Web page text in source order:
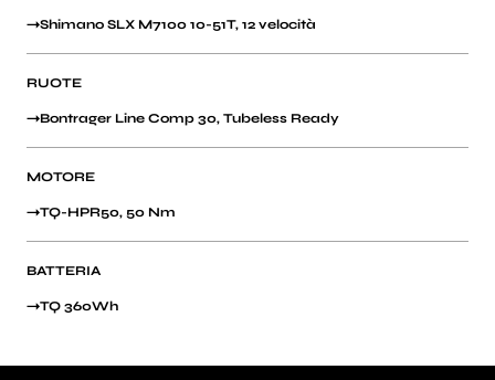
Shimano SLX M7100 10-51T, 12 velocità
RUOTE
Bontrager Line Comp 30, Tubeless Ready
MOTORE
TQ-HPR50, 50 Nm
BATTERIA
TQ 360Wh